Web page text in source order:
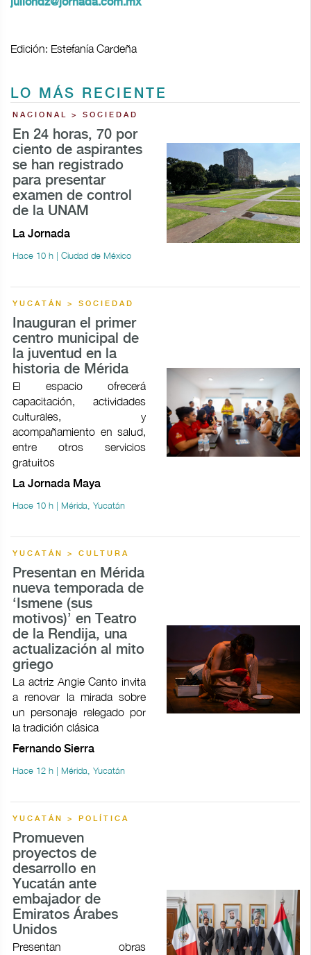
juliohdz@jornada.com.mx
Edición: Estefanía Cardeña
LO MÁS RECIENTE
NACIONAL > SOCIEDAD
En 24 horas, 70 por
ciento de aspirantes
se han registrado
para presentar
examen de control
de la UNAM
La Jornada
Hace 10 h | Ciudad de México
YUCATÁN > SOCIEDAD
Inauguran el primer
centro municipal de
la juventud en la
historia de Mérida
El espacio ofrecerá
capacitación, actividades
culturales, y
acompañamiento en salud,
entre otros servicios
gratuitos
La Jornada Maya
Hace 10 h | Mérida, Yucatán
YUCATÁN > CULTURA
Presentan en Mérida
nueva temporada de
‘Ismene (sus
motivos)’ en Teatro
de la Rendija, una
actualización al mito
griego
La actriz Angie Canto invita
a renovar la mirada sobre
un personaje relegado por
la tradición clásica
Fernando Sierra
Hace 12 h | Mérida, Yucatán
YUCATÁN > POLÍTICA
Promueven
proyectos de
desarrollo en
Yucatán ante
embajador de
Emiratos Árabes
Unidos
Presentan obras